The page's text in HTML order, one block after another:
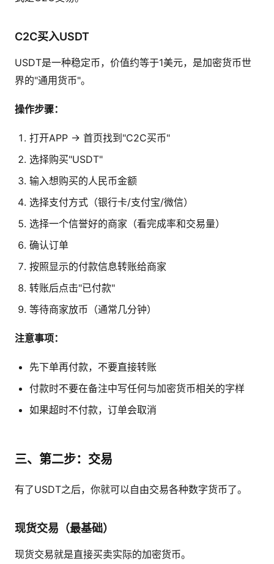
C2C买入USDT
USDT是一种稳定币，价值约等于1美元，是加密货币世
界的"通用货币"。
操作步骤：
打开APP → 首页找到"C2C买币"
选择购买"USDT"
输入想购买的人民币金额
选择支付方式（银行卡/支付宝/微信）
选择一个信誉好的商家（看完成率和交易量）
确认订单
按照显示的付款信息转账给商家
转账后点击"已付款"
等待商家放币（通常几分钟）
注意事项：
先下单再付款，不要直接转账
付款时不要在备注中写任何与加密货币相关的字样
如果超时不付款，订单会取消
三、第二步：交易
有了USDT之后，你就可以自由交易各种数字货币了。
现货交易（最基础）
现货交易就是直接买卖实际的加密货币。